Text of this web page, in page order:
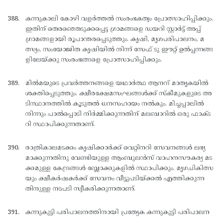
കന്നുകാലി കോഴി വളര്‍ത്തല്‍ സംരംഭകത്വം പ്രോത്സാഹിപ്പിക്കും.
ഇതിന് തെരഞ്ഞെടുക്കപ്പെട്ട ഗ്രാമങ്ങളെ ഡയറി സ്റ്റാര്‍ട്ട് അപ്പ്
ഗ്രാമങ്ങളായി രൂപാന്തരപ്പെടുത്തും. കൃഷി, മൃഗപരിപാലനം, മ
ത്സ്യം, സംയോജിത കൃഷിയില്‍ നിന്ന് സേഫ് ടു ഈറ്റ് ഉല്‍പ്പന്നങ്ങ
ളിലേയ്ക്കു സംരംഭങ്ങളെ പ്രോത്സാഹിപ്പിക്കും.
മില്‍മയുടെ പ്രവര്‍ത്തനങ്ങളെ യഥാര്‍ത്ഥ ആനന്ദ് മാതൃകയില്‍
ശക്തിപ്പെടുത്തും. ക്ഷീരക്ഷേമസംഘങ്ങള്‍ക്ക് സ്കീമുകളുടെ അ
ടിസ്ഥാനത്തില്‍ കൂടുതല്‍ ധനസഹായം നല്‍കും. മിച്ചപ്പാലില്‍
നിന്നും പാല്‍പ്പൊടി നിര്‍മ്മിക്കുന്നതിന് മലബാറില്‍ ഒരു ഫാക്ട
റി സ്ഥാപിക്കുന്നതാണ്.
രാത്രികാലമടക്കം കൃഷിക്കാര്‍ക്ക് വെറ്റിനറി സേവനങ്ങള്‍ ലഭ്യ
മാക്കുന്നതിനു വേണ്ടിയുള്ള ആംബുലന്‍സ് വാഹനസൗകര്യ മട
ക്കമുള്ള കേന്ദ്രങ്ങള്‍ ബ്ലോക്കുകളില്‍ സ്ഥാപിക്കും. മൃഗചികിത്സ
യും ക്ഷീകര്‍ഷകര്‍ക്ക് സേവനം വീട്ടുപടിയ്ക്കല്‍ എത്തിക്കുന്ന
തിനുള്ള നടപടി സ്വീകരിക്കുന്നതാണ്.
കന്നുകുട്ടി പരിപാലനത്തിനായി പ്രത്യേക കന്നുകുട്ടി പരിപാലന